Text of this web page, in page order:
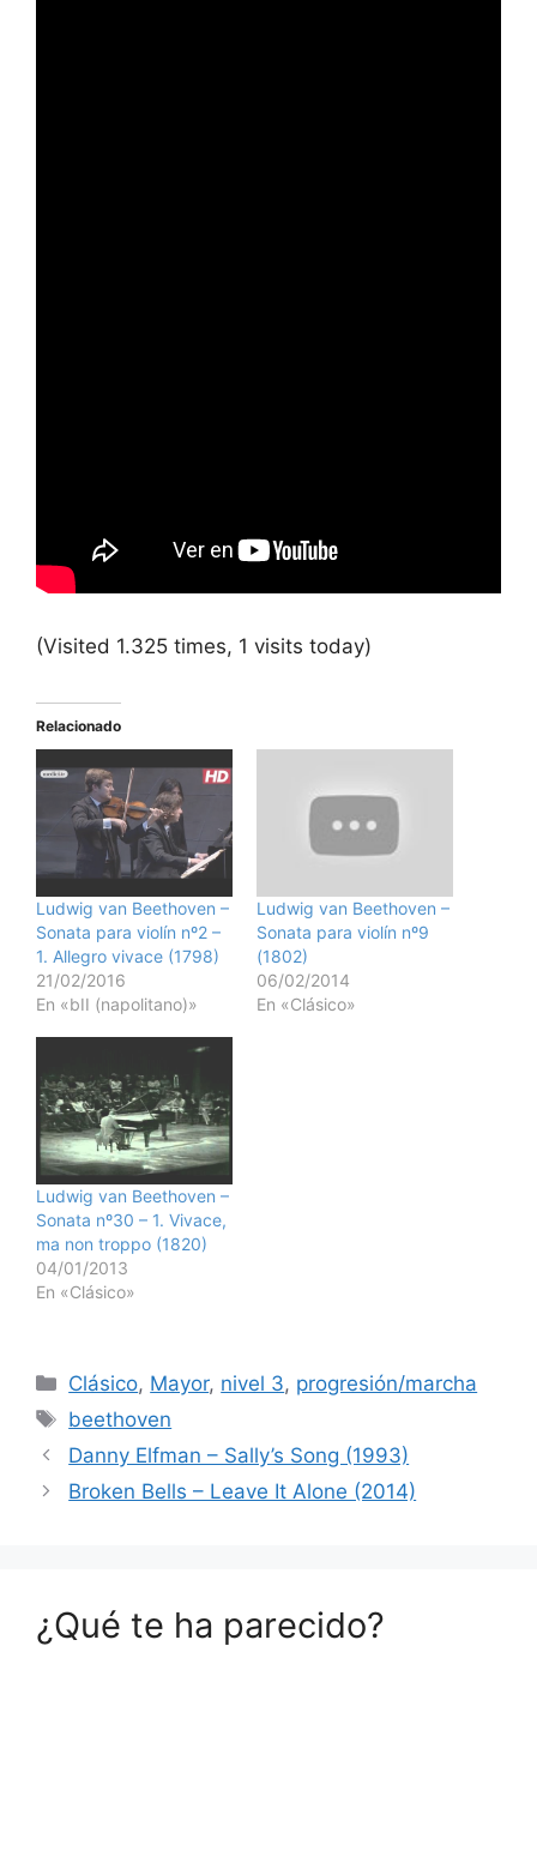
(Visited 1.325 times, 1 visits today)
Relacionado
Ludwig van Beethoven –
Sonata para violín nº2 –
1. Allegro vivace (1798)
21/02/2016
En «bII (napolitano)»
Ludwig van Beethoven –
Sonata para violín nº9
(1802)
06/02/2014
En «Clásico»
Ludwig van Beethoven –
Sonata nº30 – 1. Vivace,
ma non troppo (1820)
04/01/2013
En «Clásico»
Categorías
Clásico, Mayor, nivel 3, progresión/marcha
Etiquetas
beethoven
Danny Elfman – Sally’s Song (1993)
Broken Bells – Leave It Alone (2014)
¿Qué te ha parecido?